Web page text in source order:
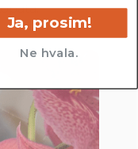
Ja, prosim!
Ne hvala.